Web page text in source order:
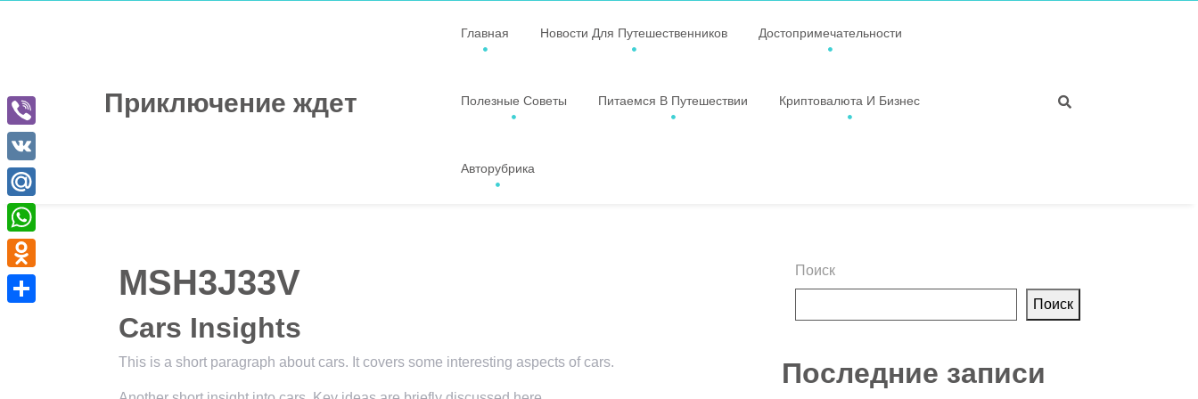
Приключение ждет
Главная Новости Для Путешественников Достопримечательности
Полезные Советы Питаемся В Путешествии Криптовалюта И Бизнес
Авторубрика
MSH3J33V
Cars Insights
This is a short paragraph about cars. It covers some interesting aspects of cars.
Поиск
Поиск
Последние записи
Viber
VK
Mail.Ru
WhatsApp
Odnoklassniki